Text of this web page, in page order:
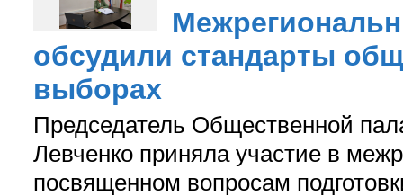
обсудили стандарты
выборах
Председатель Общественной
Левченко приняла участие в
посвященном вопросам